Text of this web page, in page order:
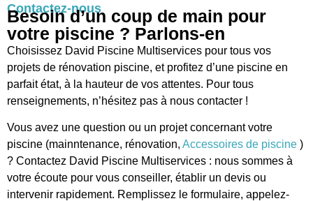
Contactez-nous
Besoin d’un coup de main pour
votre piscine ? Parlons-en
Choisissez David Piscine Multiservices pour tous vos
projets de rénovation piscine, et profitez d’une piscine en
parfait état, à la hauteur de vos attentes. Pour tous
renseignements, n’hésitez pas à nous contacter !
Vous avez une question ou un projet concernant votre
piscine (mainntenance, rénovation, Accessoires de piscine )
? Contactez David Piscine Multiservices : nous sommes à
votre écoute pour vous conseiller, établir un devis ou
intervenir rapidement. Remplissez le formulaire, appelez-